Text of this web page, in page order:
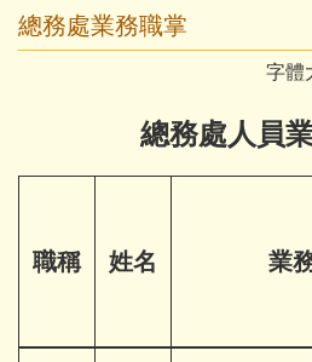
家長會
成果專區
業務職掌
總務處業務職掌
字體
總務處人員
職稱 姓名 業